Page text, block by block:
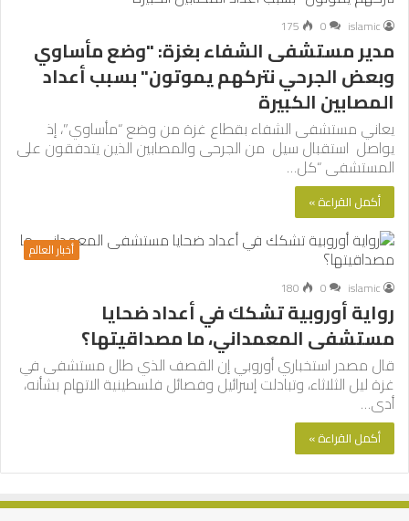
islamic
0
175
مدير مستشفى الشفاء بغزة: "وضع مأساوي
وبعض الجرحي نتركهم يموتون" بسبب أعداد
المصابين الكبيرة
يعاني مستشفى الشفاء بقطاع غزة من وضع “مأساوي”، إذ
يواصل استقبال سيل من الجرحى والمصابين الذين يتدفقون على
المستشفى “كل…
أكمل القراءة »
أخبار العالم
islamic
0
180
رواية أوروبية تشكك في أعداد ضحايا
مستشفى المعمداني، ما مصداقيتها؟
قال مصدر استخباري أوروبي إن القصف الذي طال مستشفى في
غزة ليل الثلاثاء، وتبادلت إسرائيل وفصائل فلسطينية الاتهام بشأنه،
أدى…
أكمل القراءة »